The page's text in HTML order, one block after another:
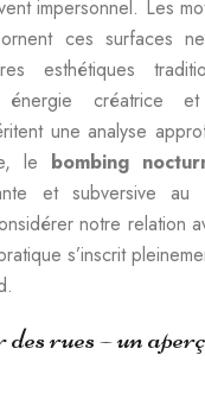
impersonnel. Les
ces surfaces
esthétiques
énergie créatrice
une analyse
le bombing
et subversive au
notre relation
s’inscrit
rues – un